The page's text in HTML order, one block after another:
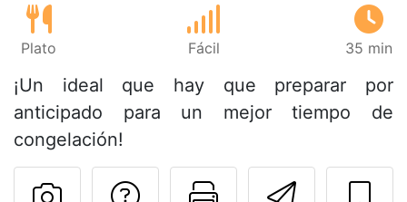
Plato Fácil 35 min
¡Un ideal que hay que preparar por
anticipado para un mejor tiempo de
congelación!